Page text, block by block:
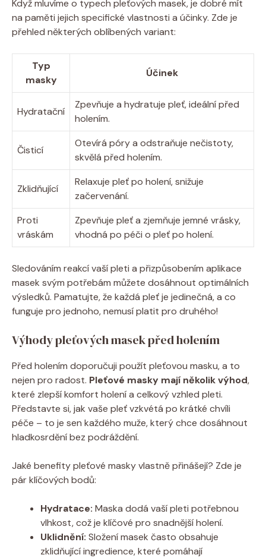
Když mluvíme o typech pleťových masek, je dobré mít
na paměti jejich specifické vlastnosti a účinky. Zde je
přehled některých oblíbených variant:
Typ
masky
Účinek
Hydratační
Zpevňuje a hydratuje pleť, ideální před
holením.
Čisticí
Otevírá póry a odstraňuje nečistoty,
skvělá před holením.
Zklidňující
Relaxuje pleť po holení, snižuje
začervenání.
Proti
vráskám
Zpevňuje pleť a zjemňuje jemné vrásky,
vhodná po péči o pleť po holení.
Sledováním reakcí vaší pleti a přizpůsobením aplikace
masek svým potřebám můžete dosáhnout optimálních
výsledků. Pamatujte, že každá pleť je jedinečná, a co
funguje pro jednoho, nemusí platit pro druhého!
Výhody pleťových masek před holením
Před holením doporučuji použít pleťovou masku, a to
nejen pro radost. Pleťové masky mají několik výhod,
které zlepší komfort holení a celkový vzhled pleti.
Představte si, jak vaše pleť vzkvétá po krátké chvíli
péče – to je sen každého muže, který chce dosáhnout
hladkosrdění bez podráždění.
Jaké benefity pleťové masky vlastně přinášejí? Zde je
pár klíčových bodů:
Hydratace: Maska dodá vaší pleti potřebnou
vlhkost, což je klíčové pro snadnější holení.
Uklidnění: Složení masek často obsahuje
zklidňující ingredience, které pomáhají